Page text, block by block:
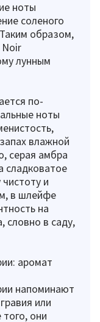
ноты
соленого
образом,
Noir
лунным
по-
ноты
влажной
серая амбра
сладковатое
и
в шлейфе
на
словно в саду,
аромат
напоминают
или
они